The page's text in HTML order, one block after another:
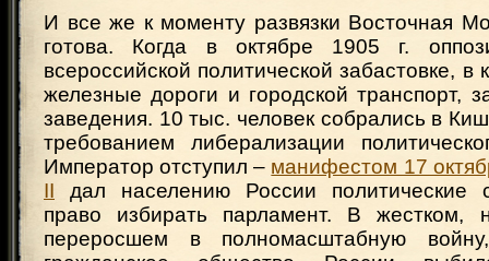
И все же к моменту развязки Восточная
готова. Когда в октябре 1905 г.
всероссийской политической забастовке, в
железные дороги и городской транспорт,
заведения. 10 тыс. человек собрались в
требованием либерализации
Император отступил – манифестом 17
II дал населению России политические
право избирать парламент. В
переросшем в полномасштабную войну,